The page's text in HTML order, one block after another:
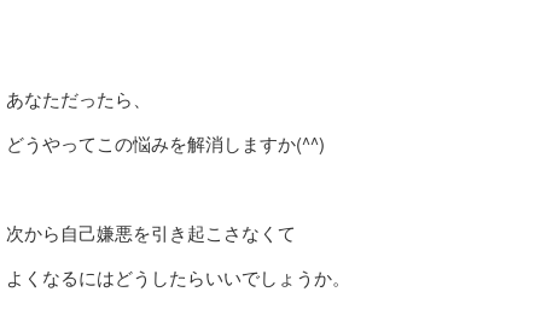
あなただったら、
どうやってこの悩みを解消しますか(^^)
次から自己嫌悪を引き起こさなくて
よくなるにはどうしたらいいでしょうか。